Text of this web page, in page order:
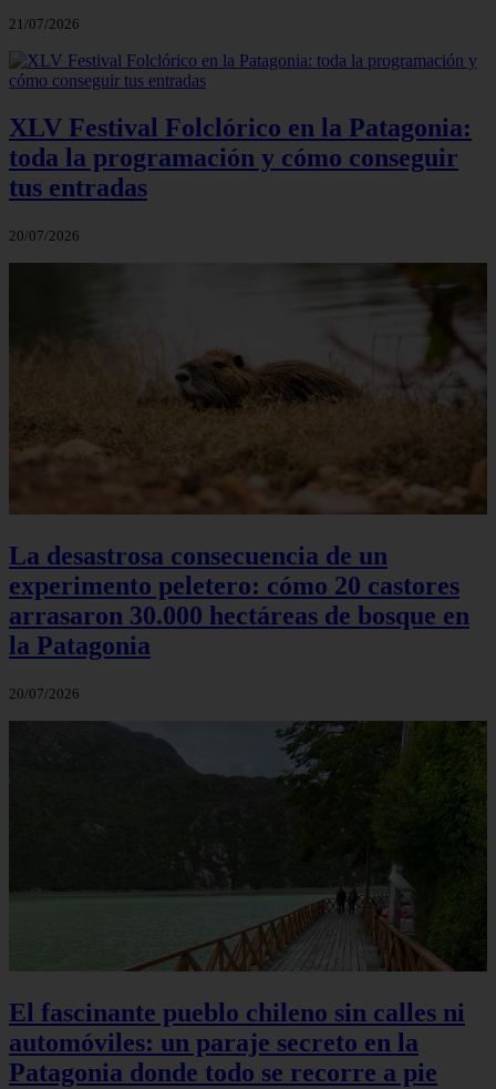
21/07/2026
XLV Festival Folclórico en la Patagonia:
toda la programación y cómo conseguir
tus entradas
20/07/2026
La desastrosa consecuencia de un
experimento peletero: cómo 20 castores
arrasaron 30.000 hectáreas de bosque en
la Patagonia
20/07/2026
El fascinante pueblo chileno sin calles ni
automóviles: un paraje secreto en la
Patagonia donde todo se recorre a pie